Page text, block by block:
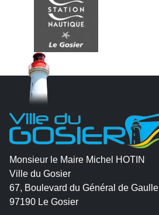
Monsieur le Maire Michel HOTIN
Ville du Gosier
67, Boulevard du Général de Gaulle
97190 Le Gosier